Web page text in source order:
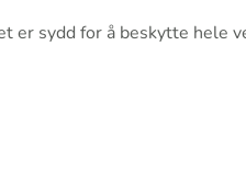
sydd for å beskytte hele